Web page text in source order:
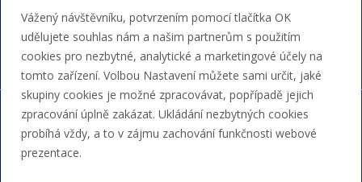
Akceptujeme platby kartou, Google/Apple Pay,
bankovním převodem a kreditem.
Vážený návštěvníku, potvrzením pomocí tlačítka OK
udělujete souhlas nám a našim partnerům s použitím
cookies pro nezbytné, analytické a marketingové účely na
tomto zařízení. Volbou Nastavení můžete sami určit, jaké
skupiny cookies je možné zpracovávat, popřípadě jejich
zpracování úplně zakázat. Ukládání nezbytných cookies
probíhá vždy, a to v zájmu zachování funkčnosti webové
prezentace.